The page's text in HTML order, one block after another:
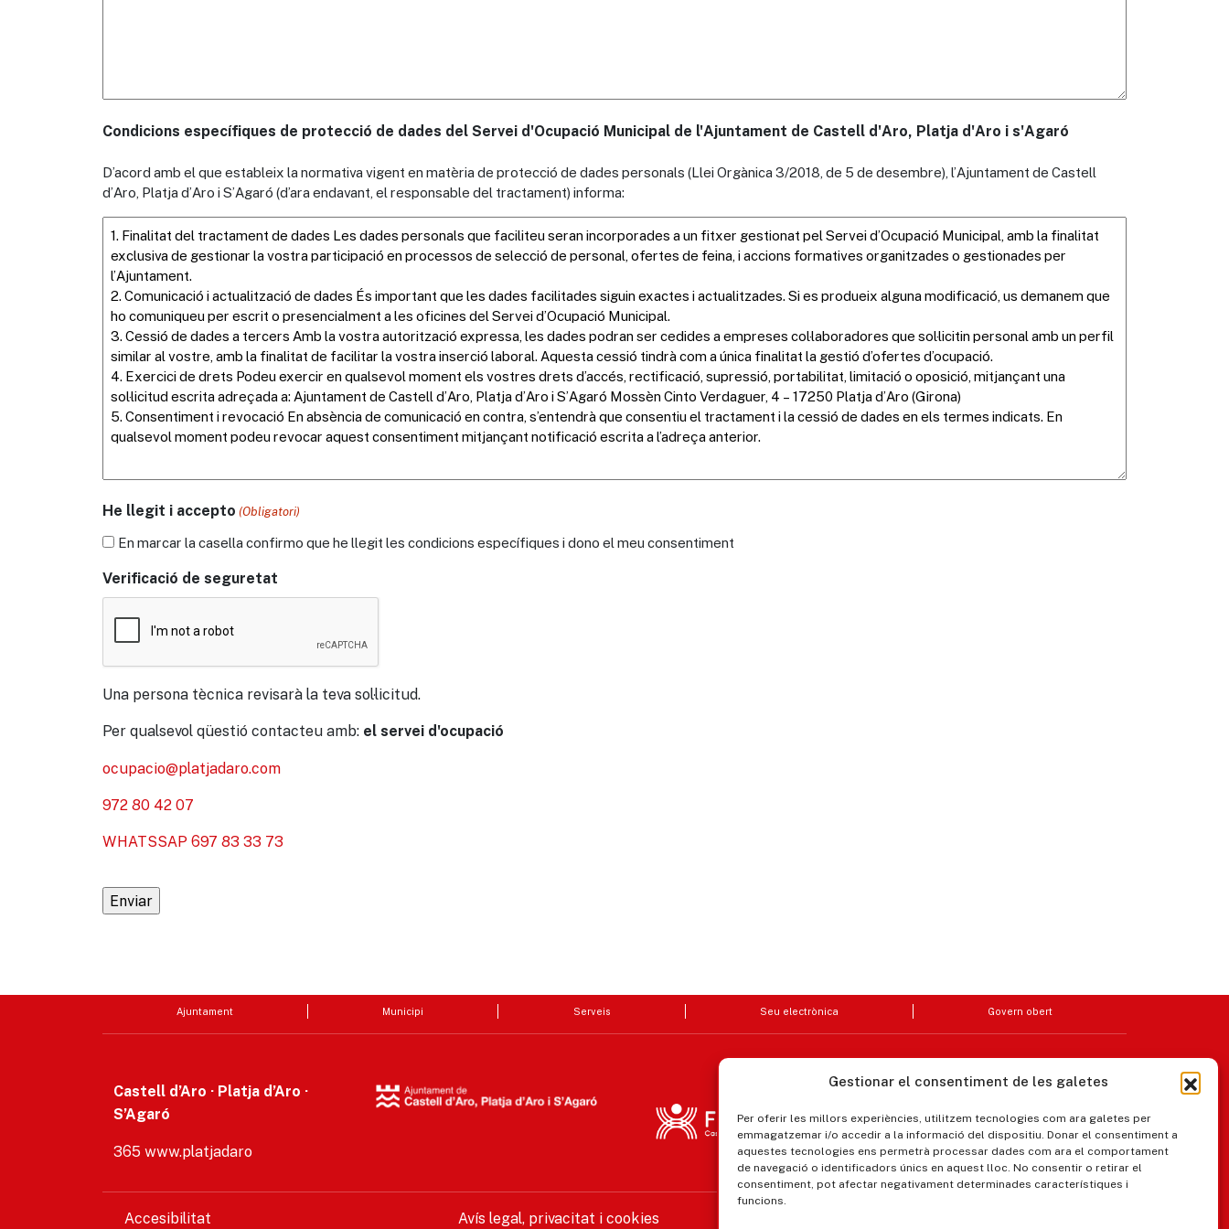
Gestionar el consentiment de les galetes
Per oferir les millors experiències, utilitzem tecnologies com ara galetes per
emmagatzemar i/o accedir a la informació del dispositiu. Donar el consentiment a
aquestes tecnologies ens permetrà processar dades com ara el comportament
de navegació o identificadors únics en aquest lloc. No consentir o retirar el
consentiment, pot afectar negativament determinades característiques i
funcions.
Condicions específiques de protecció de dades del Servei d'Ocupació Municipal de l'Ajuntament de Castell d'Aro, Platja d'Aro i s'Agaró
D’acord amb el que estableix la normativa vigent en matèria de protecció de dades personals (Llei Orgànica 3/2018, de 5 de desembre), l’Ajuntament de Castell
d’Aro, Platja d’Aro i S’Agaró (d’ara endavant, el responsable del tractament) informa:
He llegit i accepto (Obligatori)
En marcar la casella confirmo que he llegit les condicions específiques i dono el meu consentiment
Verificació de seguretat
Una persona tècnica revisarà la teva sol·licitud.
Per qualsevol qüestió contacteu amb: el servei d'ocupació
ocupacio@platjadaro.com
972 80 42 07
WHATSSAP 697 83 33 73
Ajuntament Municipi Serveis Seu electrònica Govern obert
Castell d’Aro · Platja d’Aro ·
S’Agaró
365 www.platjadaro
Accesibilitat Avís legal, privacitat i cookies